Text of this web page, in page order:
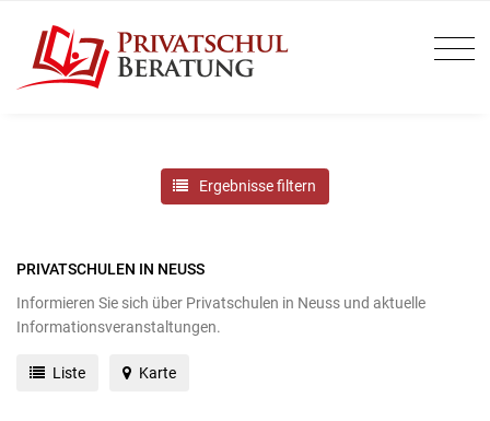
Ergebnisse filtern
PRIVATSCHULEN IN NEUSS
Informieren Sie sich über Privatschulen in Neuss und aktuelle
Informationsveranstaltungen.
Liste Karte